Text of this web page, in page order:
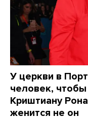
У церкви в
человек,
Криштиану
женится не он